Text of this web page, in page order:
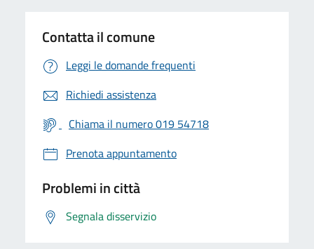
Contatta il comune
Leggi le domande frequenti
Richiedi assistenza
Chiama il numero 019 54718
Prenota appuntamento
Problemi in città
Segnala disservizio